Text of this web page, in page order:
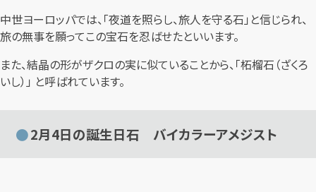
中世ヨーロッパでは、「夜道を照らし、旅人を守る石」と信じられ、
旅の無事を願ってこの宝石を忍ばせたといいます。
また、結晶の形がザクロの実に似ていることから、「柘榴石（ざくろ
いし）」 と呼ばれています。
2月4日の誕生日石 バイカラーアメジスト